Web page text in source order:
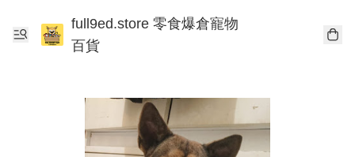
full9ed.store 零食爆倉寵物
百貨